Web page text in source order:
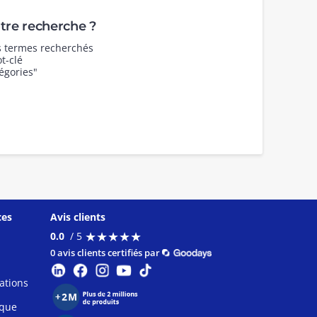
recherche ?
recherchés
clé
Avis clients
0.0 / 5 ★★★★★
★★★★★
0 avis clients certifiés par